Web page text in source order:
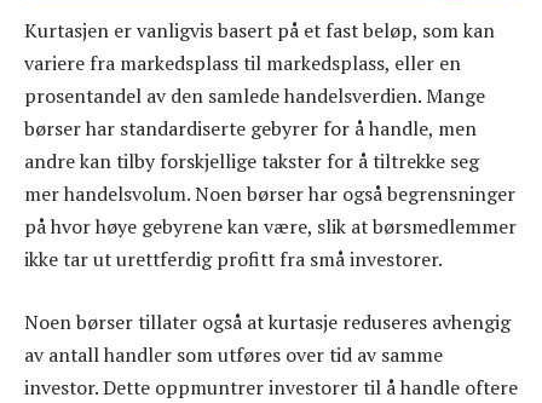
Kurtasjen er vanligvis basert på et fast beløp, som kan
variere fra markedsplass til markedsplass, eller en
prosentandel av den samlede handelsverdien. Mange
børser har standardiserte gebyrer for å handle, men
andre kan tilby forskjellige takster for å tiltrekke seg
mer handelsvolum. Noen børser har også begrensninger
på hvor høye gebyrene kan være, slik at børsmedlemmer
ikke tar ut urettferdig profitt fra små investorer.
Noen børser tillater også at kurtasje reduseres avhengig
av antall handler som utføres over tid av samme
investor. Dette oppmuntrer investorer til å handle oftere